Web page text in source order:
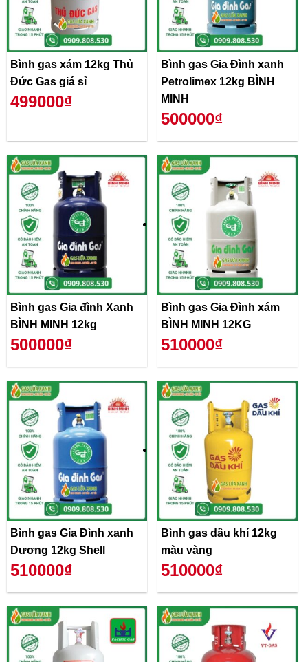
Bình gas xám 12kg Thủ
Đức Gas giá sỉ
499000₫
Bình gas Gia Đình xanh
Petrolimex 12kg BÌNH
MINH
500000₫
Bình gas Gia đình Xanh
BÌNH MINH 12kg
500000₫
Bình gas Gia Đình xám
BÌNH MINH 12KG
510000₫
Bình gas Gia Đình xanh
Dương 12kg Shell
510000₫
Bình gas dầu khí 12kg
màu vàng
510000₫